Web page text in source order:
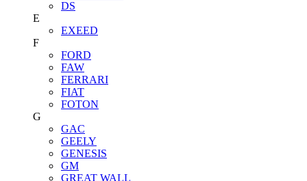
DS
E
EXEED
F
FORD
FAW
FERRARI
FIAT
FOTON
G
GAC
GEELY
GENESIS
GM
GREAT WALL